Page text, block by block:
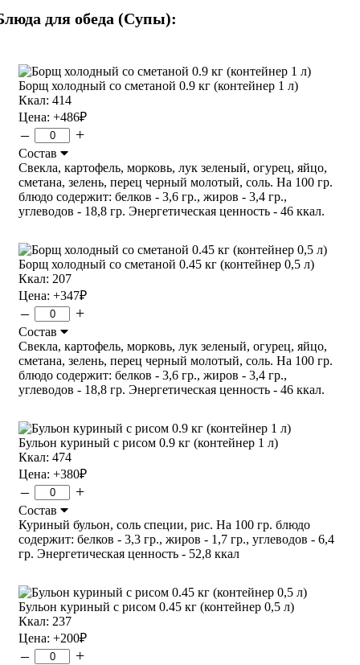
для обеда (Супы):
Борщ холодный со сметаной 0.9 кг (контейнер 1 л)
Ккал: 414
Цена: +486₽
– +
Состав
Свекла, картофель, морковь, лук зеленый, огурец, яйцо,
сметана, зелень, перец черный молотый, соль. На 100 гр.
блюдо содержит: белков - 3,6 гр., жиров - 3,4 гр.,
углеводов - 18,8 гр. Энергетическая ценность - 46 ккал.
Борщ холодный со сметаной 0.45 кг (контейнер 0,5 л)
Ккал: 207
Цена: +347₽
– +
Состав
Свекла, картофель, морковь, лук зеленый, огурец, яйцо,
сметана, зелень, перец черный молотый, соль. На 100 гр.
блюдо содержит: белков - 3,6 гр., жиров - 3,4 гр.,
углеводов - 18,8 гр. Энергетическая ценность - 46 ккал.
Бульон куриный с рисом 0.9 кг (контейнер 1 л)
Ккал: 474
Цена: +380₽
– +
Состав
Куриный бульон, соль специи, рис. На 100 гр. блюдо
содержит: белков - 3,3 гр., жиров - 1,7 гр., углеводов - 6,4
гр. Энергетическая ценность - 52,8 ккал
Бульон куриный с рисом 0.45 кг (контейнер 0,5 л)
Ккал: 237
Цена: +200₽
– +